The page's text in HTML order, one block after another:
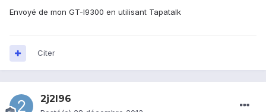
Envoyé de mon GT-I9300 en utilisant Tapatalk
Citer
2j2l96